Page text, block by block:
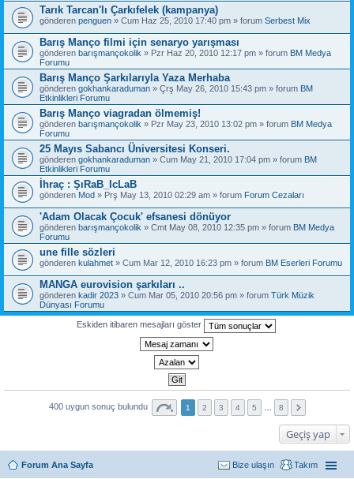
Tarık Tarcan'lı Çarkıfelek (kampanya)
gönderen penguen » Cum Haz 25, 2010 17:40 pm » forum Serbest Mix
Barış Manço filmi için senaryo yarışması
gönderen barışmançokolik » Pzr Haz 20, 2010 12:17 pm » forum BM Medya
Forumu
Barış Manço Şarkılarıyla Yaza Merhaba
gönderen gokhankaraduman » Çrş May 26, 2010 15:43 pm » forum BM
Etkinlikleri Forumu
Barış Manço viagradan ölmemiş!
gönderen barışmançokolik » Pzr May 23, 2010 13:02 pm » forum BM Medya
Forumu
25 Mayıs Sabancı Üniversitesi Konseri.
gönderen gokhankaraduman » Cum May 21, 2010 17:04 pm » forum BM
Etkinlikleri Forumu
İhraç : ŞıRaB_IcLaB
gönderen Mod » Prş May 13, 2010 02:29 am » forum Forum Cezaları
'Adam Olacak Çocuk' efsanesi dönüyor
gönderen barışmançokolik » Cmt May 08, 2010 12:35 pm » forum BM Medya
Forumu
une fille sözleri
gönderen kulahmet » Cum Mar 12, 2010 16:23 pm » forum BM Eserleri Forumu
MANGA eurovision şarkıları ..
gönderen kadir 2023 » Cum Mar 05, 2010 20:56 pm » forum Türk Müzik
Dünyası Forumu
Eskiden itibaren mesajları göster
400 uygun sonuç bulundu 1 2 3 4 5 8
Geçiş yap
Forum Ana Sayfa Takım
Bize ulaşın